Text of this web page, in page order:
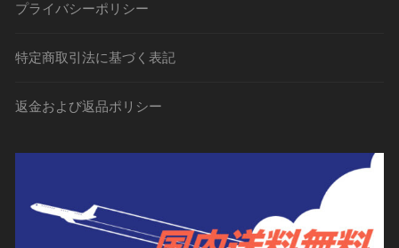
プライバシーポリシー
特定商取引法に基づく表記
返金および返品ポリシー